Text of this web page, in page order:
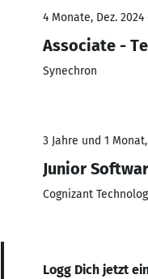
4 Monate, Dez.
Associate -
Synechron
3 Jahre und 1
Junior
Cognizant
Logg Dich jetzt